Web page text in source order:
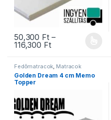
50,300 Ft –
116,300 FtÁrtartomány:
Ennek a terméknek több
Fedőmatracok, Matracok
Golden Dream 4 cm Memo
Topper